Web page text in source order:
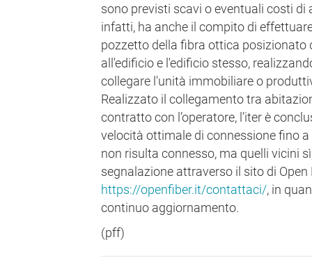
sono previsti scavi o eventuali costi di
infatti, ha anche il compito di
pozzetto della fibra ottica posizionato
all'edificio e l'edificio stesso,
collegare l'unità immobiliare o
Realizzato il collegamento tra
contratto con l’operatore, l’iter è
velocità ottimale di connessione fino
non risulta connesso, ma quelli vicini
segnalazione attraverso il sito di Open
https://openfiber.it/contattaci/, in
continuo aggiornamento.
(pff)